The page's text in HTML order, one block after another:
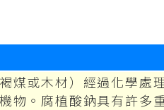
煤或木材）經過化學處
物。腐植酸鈉具有許多